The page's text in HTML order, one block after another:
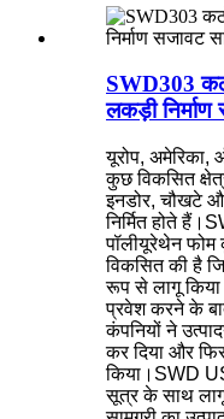
SWD303
लकड़ी निर्माण
यूरोप, अमेरिका,
कुछ विकसित
इनडोर, चौखटे
निर्मित होते
पॉलीयूरेथेन फोम
विकसित की है
रूप से लागू किया
प्रवेश करने के
कंपनियों ने
कर दिया और फिर
किया।SWD
सूत्र के साथ